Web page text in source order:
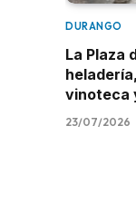
DURANGO
La Plaza
vinoteca
23/07/2026